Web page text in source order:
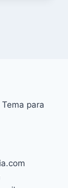
para